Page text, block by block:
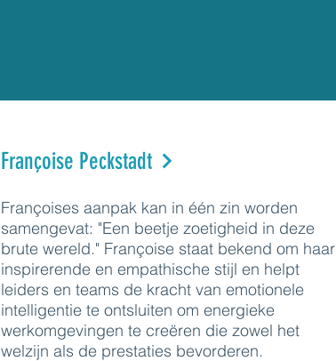
Françoise Peckstadt
Françoises aanpak kan in één zin worden
samengevat: "Een beetje zoetigheid in deze
brute wereld." Françoise staat bekend om haar
inspirerende en empathische stijl en helpt
leiders en teams de kracht van emotionele
intelligentie te ontsluiten om energieke
werkomgevingen te creëren die zowel het
welzijn als de prestaties bevorderen.